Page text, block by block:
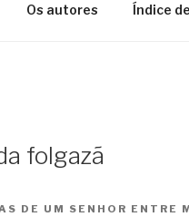
Os autores Índice
folgazã
DE UM SENHOR ENTRE